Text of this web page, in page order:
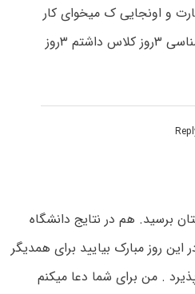
و اونجایی ک میخوای کار
کنی داره! من خودم کارشناسی ۳روز کلاس داشتم ۳روز
برسید. هم در نتایج دانشگاه
این روز مبارک بیایید برای همدیگر
. من برای شما دعا میکنم